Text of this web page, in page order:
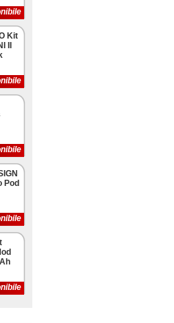
Kit
II
Pod